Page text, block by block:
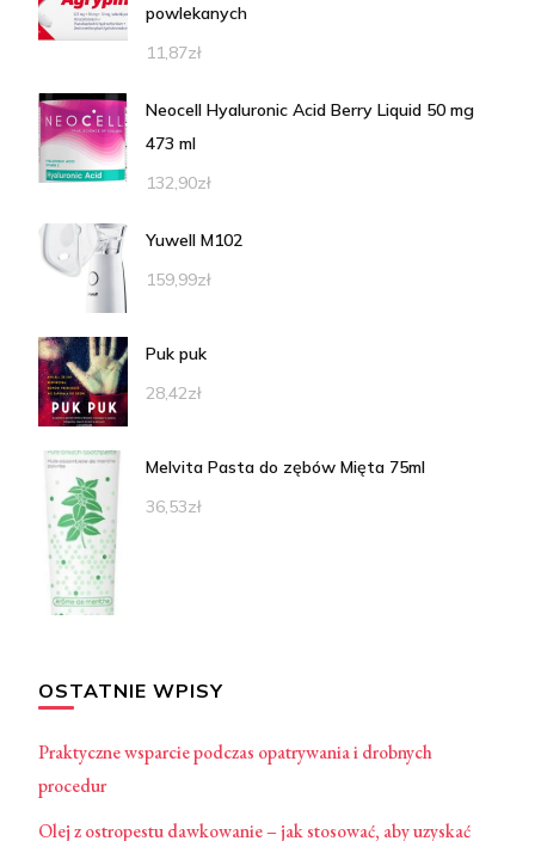
powlekanych
11,87zł
Neocell Hyaluronic Acid Berry Liquid 50 mg
473 ml
132,90zł
Yuwell M102
159,99zł
Puk puk
28,42zł
Melvita Pasta do zębów Mięta 75ml
36,53zł
OSTATNIE WPISY
Praktyczne wsparcie podczas opatrywania i drobnych
procedur
Olej z ostropestu dawkowanie – jak stosować, aby uzyskać